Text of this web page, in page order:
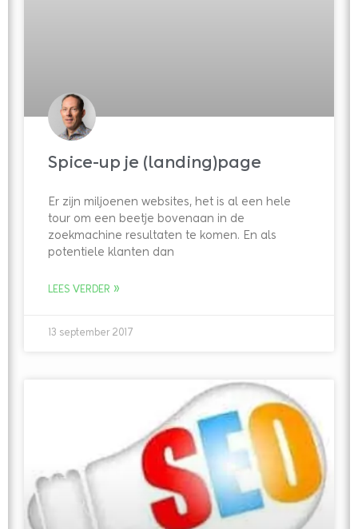
Spice-up je (landing)page
Er zijn miljoenen websites, het is al een hele
tour om een beetje bovenaan in de
zoekmachine resultaten te komen. En als
potentiele klanten dan
LEES VERDER »
13 september 2017